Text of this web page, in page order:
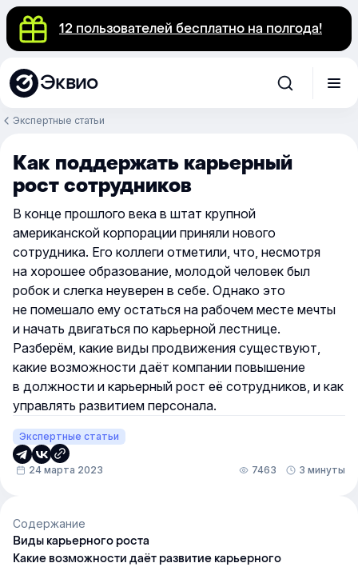
12 пользователей бесплатно на полгода!
Эквио
Экспертные статьи
Как поддержать карьерный
рост сотрудников
В конце прошлого века в штат крупной
американской корпорации приняли нового
сотрудника. Его коллеги отметили, что, несмотря
на хорошее образование, молодой человек был
робок и слегка неуверен в себе. Однако это
не помешало ему остаться на рабочем месте мечты
и начать двигаться по карьерной лестнице.
Разберём, какие виды продвижения существуют,
какие возможности даёт компании повышение
в должности и карьерный рост её сотрудников, и как
управлять развитием персонала.
Экспертные статьи
24 марта 2023 7463 3 минуты
Содержание
Виды карьерного роста
Какие возможности даёт развитие карьерного